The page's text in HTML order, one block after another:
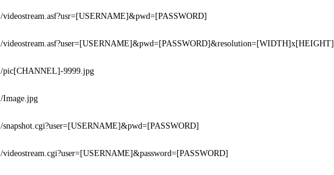
/videostream.asf?usr=[USERNAME]&pwd=[PASSWORD]
/videostream.asf?user=[USERNAME]&pwd=[PASSWORD]&resolution=[WIDTH]x[HEIGHT]
/pic[CHANNEL]-9999.jpg
/Image.jpg
/snapshot.cgi?user=[USERNAME]&pwd=[PASSWORD]
/videostream.cgi?user=[USERNAME]&password=[PASSWORD]